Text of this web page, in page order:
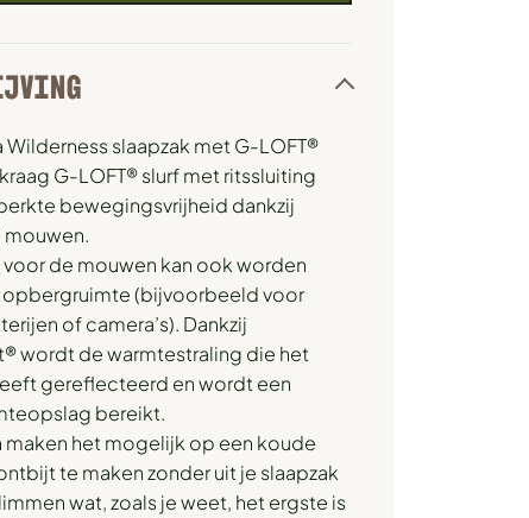
Wilderness slaapzak met G-LOFT®
G-LOFT® slurf met ritssluiting
bewegingsvrijheid dankzij
de mouwen kan ook worden
opbergruimte (bijvoorbeeld voor
of camera’s). Dankzij
wordt de warmtestraling die het
gereflecteerd en wordt een
bereikt.
maken het mogelijk op een koude
te maken zonder uit je slaapzak
wat, zoals je weet, het ergste is